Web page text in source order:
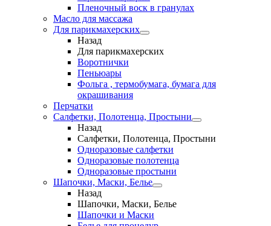
Пленочный воск в гранулах
Масло для массажа
Для парикмахерских
Назад
Для парикмахерских
Воротнички
Пеньюары
Фольга , термобумага, бумага для
окрашивания
Перчатки
Салфетки, Полотенца, Простыни
Назад
Салфетки, Полотенца, Простыни
Одноразовые салфетки
Одноразовые полотенца
Одноразовые простыни
Шапочки, Маски, Белье
Назад
Шапочки, Маски, Белье
Шапочки и Маски